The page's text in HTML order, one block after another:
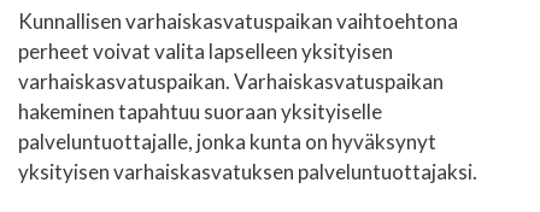
Kunnallisen varhaiskasvatuspaikan vaihtoehtona
perheet voivat valita lapselleen yksityisen
varhaiskasvatuspaikan. Varhaiskasvatuspaikan
hakeminen tapahtuu suoraan yksityiselle
palveluntuottajalle, jonka kunta on hyväksynyt
yksityisen varhaiskasvatuksen palveluntuottajaksi.